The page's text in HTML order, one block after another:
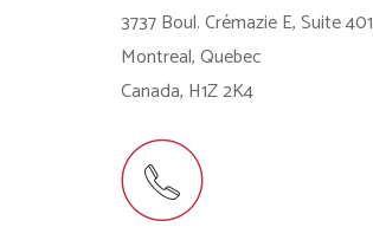
3737 Boul. Crémazie E, Suite 401
Montreal, Quebec
Canada, H1Z 2K4